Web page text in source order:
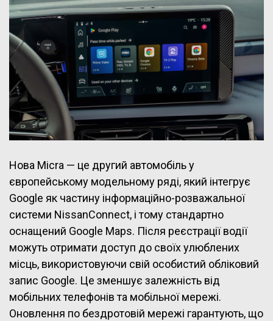
Нова Micra — це другий автомобіль у
європейському модельному ряді, який інтегрує
Google як частину інформаційно-розважальної
системи NissanConnect, і тому стандартно
оснащений Google Maps. Після реєстрації водії
можуть отримати доступ до своїх улюблених
місць, використовуючи свій особистий обліковий
запис Google. Це зменшує залежність від
мобільних телефонів та мобільної мережі.
Оновлення по бездротовій мережі гарантують, що